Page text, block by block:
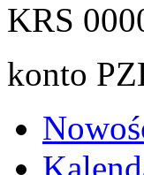
KRS
konto